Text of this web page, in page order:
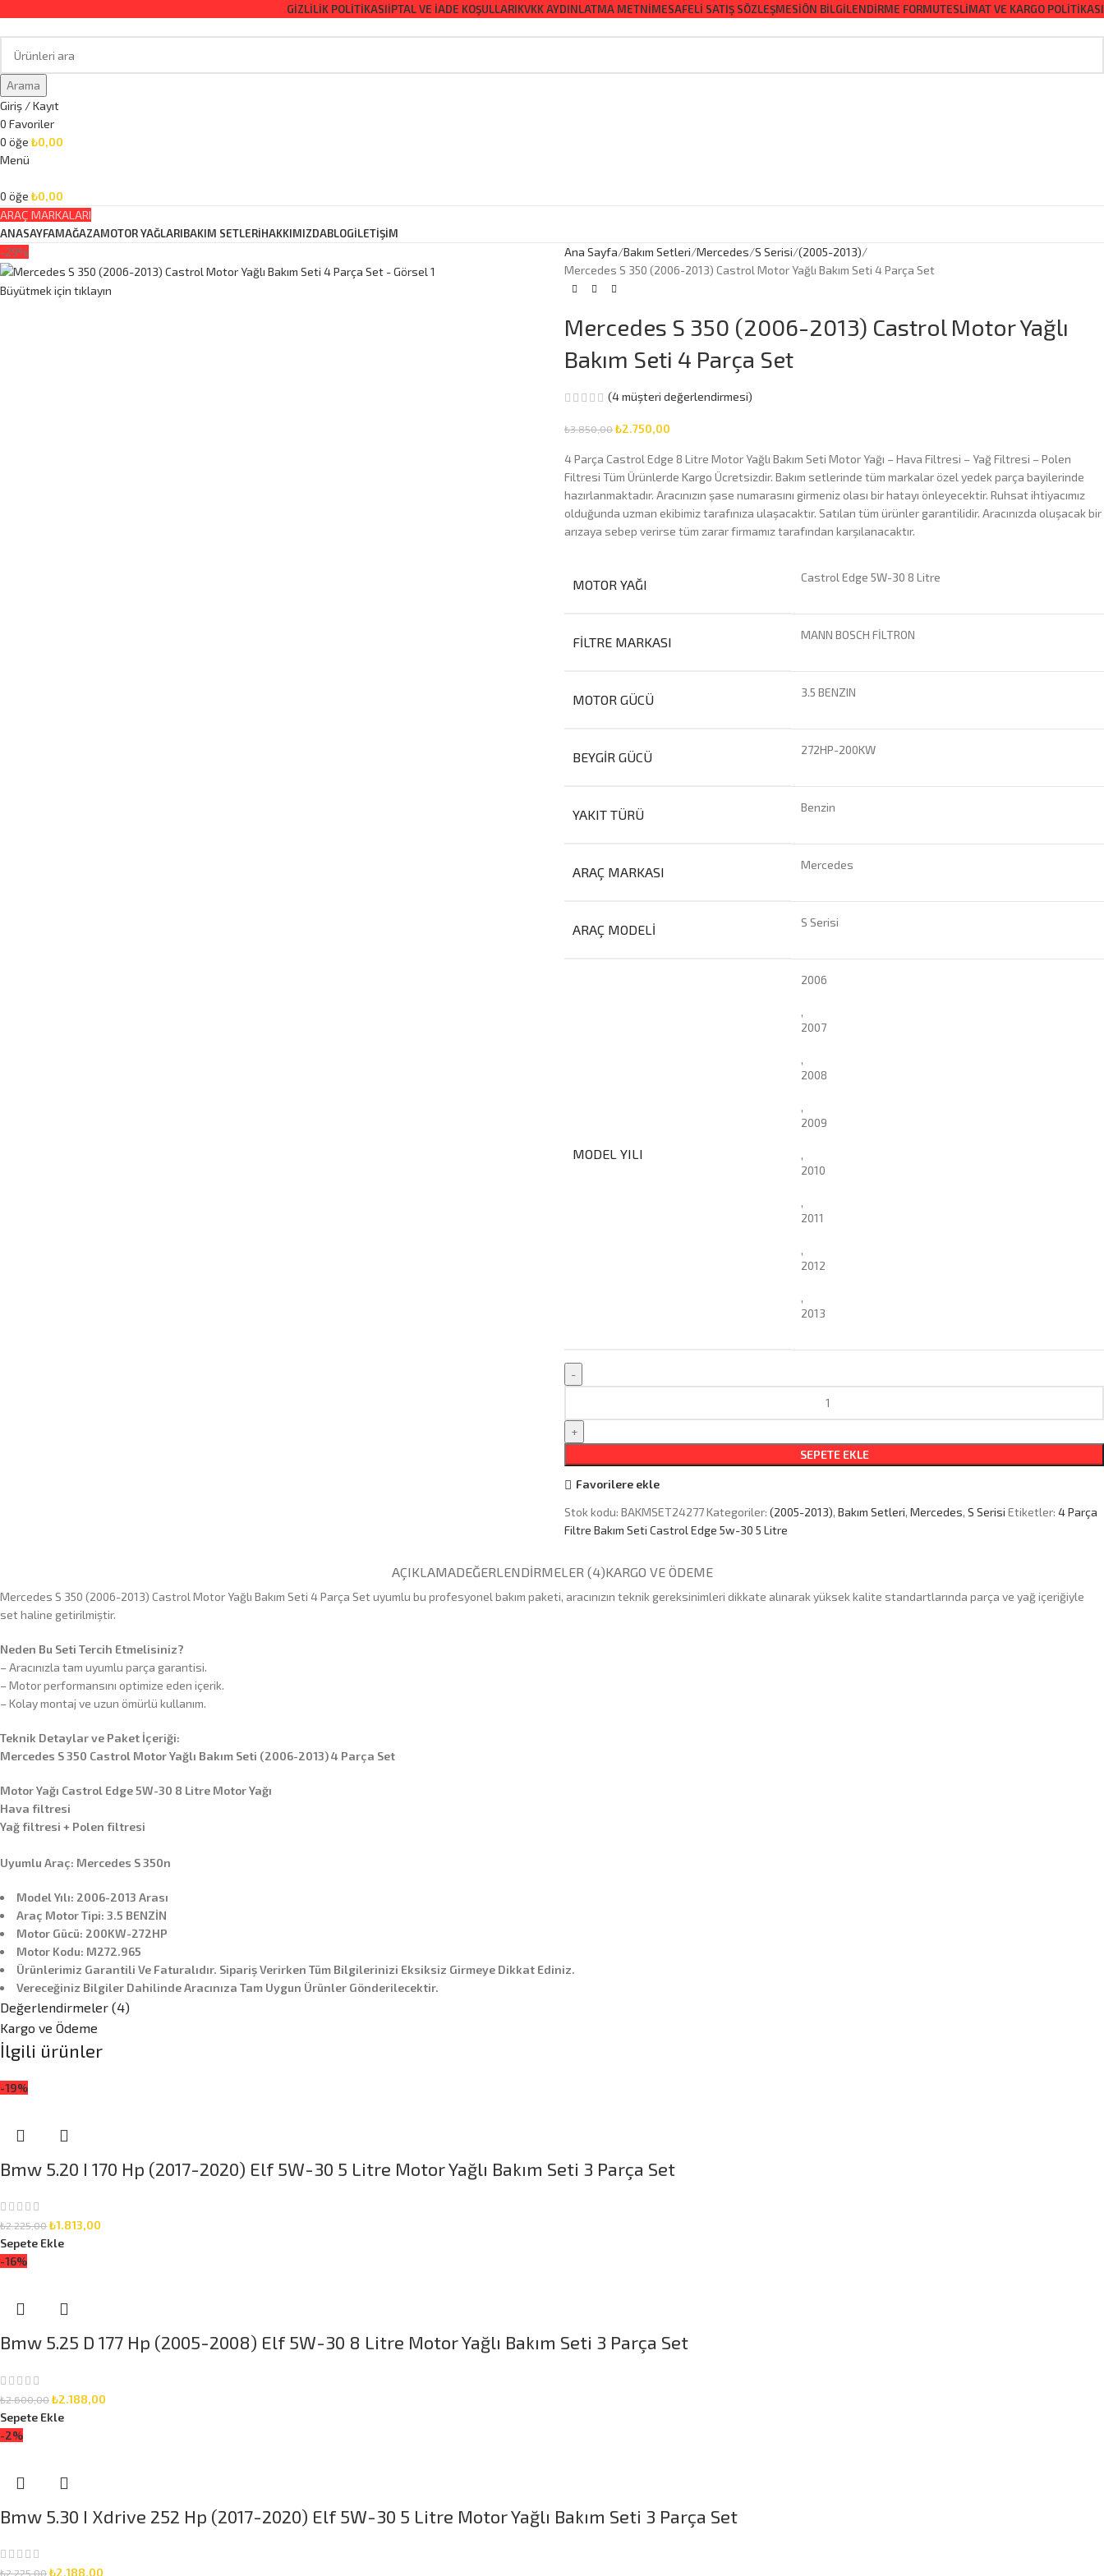
GIZLILIK POLITIKASIİPTAL VE İADE KOŞULLARIKVKK AYDINLATMA METNIMESAFELI SATIŞ SÖZLEŞMESIÖN BILGILENDIRME FORMUTESLIMAT VE KARGO POLITIKASI
Arama
Giriş / Kayıt
0 Favoriler
0 öğe ₺0,00
Menü
0 öğe ₺0,00
ARAÇ MARKALARI
ANASAYFAMAĞAZAMOTOR YAĞLARIBAKIM SETLERİHAKKIMIZDABLOGİLETİŞİM
-29%
Büyütmek için tıklayın
Ana Sayfa Bakım Setleri Mercedes S Serisi (2005-2013)
Mercedes S 350 (2006-2013) Castrol Motor Yağlı Bakım Seti 4 Parça Set
Mercedes S 350 (2006-2013) Castrol Motor Yağlı
Bakım Seti 4 Parça Set
(4müşteri değerlendirmesi)
₺3.850,00₺2.750,00
4 Parça Castrol Edge 8 Litre Motor Yağlı Bakım Seti Motor Yağı – Hava Filtresi – Yağ Filtresi – Polen
Filtresi Tüm Ürünlerde Kargo Ücretsizdir. Bakım setlerinde tüm markalar özel yedek parça bayilerinde
hazırlanmaktadır. Aracınızın şase numarasını girmeniz olası bir hatayı önleyecektir. Ruhsat ihtiyacımız
olduğunda uzman ekibimiz tarafınıza ulaşacaktır. Satılan tüm ürünler garantilidir. Aracınızda oluşacak bir
arızaya sebep verirse tüm zarar firmamız tarafından karşılanacaktır.
MOTOR YAĞI Castrol Edge 5W-30 8 Litre
FILTRE MARKASI MANN BOSCH FİLTRON
MOTOR GÜCÜ 3.5 BENZIN
BEYGIR GÜCÜ 272HP-200KW
YAKIT TÜRÜ Benzin
ARAÇ MARKASI Mercedes
ARAÇ MODELI S Serisi
MODEL YILI
2006
,
2007
,
2008
,
2009
,
2010
,
2011
,
2012
,
2013
SEPETE EKLE
Favorilere ekle
Stok kodu: BAKMSET24277Kategoriler: (2005-2013), Bakım Setleri, Mercedes, S Serisi Etiketler: 4 Parça
Filtre Bakım Seti Castrol Edge 5w-30 5 Litre
AÇIKLAMADEĞERLENDIRMELER (4)KARGO VE ÖDEME
Mercedes S 350 (2006-2013) Castrol Motor Yağlı Bakım Seti 4 Parça Set uyumlu bu profesyonel bakım paketi, aracınızın teknik gereksinimleri dikkate alınarak yüksek kalite standartlarında parça ve yağ içeriğiyle
set haline getirilmiştir.
Neden Bu Seti Tercih Etmelisiniz?
– Aracınızla tam uyumlu parça garantisi.
– Motor performansını optimize eden içerik.
– Kolay montaj ve uzun ömürlü kullanım.
Teknik Detaylar ve Paket İçeriği:
Mercedes S 350 Castrol Motor Yağlı Bakım Seti (2006-2013) 4 Parça Set
Motor Yağı Castrol Edge 5W-30 8 Litre Motor Yağı
Hava filtresi
Yağ filtresi + Polen filtresi
Uyumlu Araç: Mercedes S 350n
Model Yılı: 2006-2013 Arası
Araç Motor Tipi: 3.5 BENZİN
Motor Gücü: 200KW-272HP
Motor Kodu: M272.965
Ürünlerimiz Garantili Ve Faturalıdır. Sipariş Verirken Tüm Bilgilerinizi Eksiksiz Girmeye Dikkat Ediniz.
Vereceğiniz Bilgiler Dahilinde Aracınıza Tam Uygun Ürünler Gönderilecektir.
Değerlendirmeler (4)
Kargo ve Ödeme
İlgili ürünler
-19%
Bmw 5.20 I 170 Hp (2017-2020) Elf 5W-30 5 Litre Motor Yağlı Bakım Seti 3 Parça Set
₺2.225,00₺1.813,00
Sepete Ekle
-16%
Bmw 5.25 D 177 Hp (2005-2008) Elf 5W-30 8 Litre Motor Yağlı Bakım Seti 3 Parça Set
₺2.600,00₺2.188,00
Sepete Ekle
-2%
Bmw 5.30 I Xdrive 252 Hp (2017-2020) Elf 5W-30 5 Litre Motor Yağlı Bakım Seti 3 Parça Set
₺2.225,00₺2.188,00